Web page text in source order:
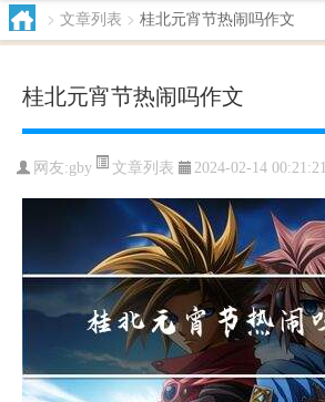
> 文章列表 > 桂北元宵节热闹吗作文
桂北元宵节热闹吗作文
网友:gby 文章列表 2024-02-14 00:21:21